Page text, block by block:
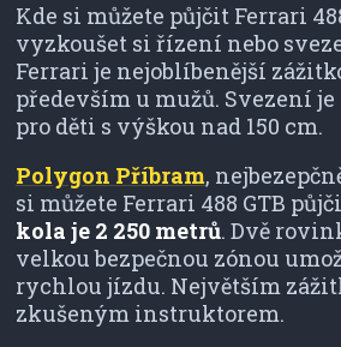
Kde si můžete půjčit Ferrari
vyzkoušet si řízení nebo
Ferrari je nejoblíbenější
především u mužů. Svezení
pro děti s výškou nad 150 cm.
Polygon Příbram,
si můžete Ferrari 488 GTB
kola je 2 250 metrů. Dvě
velkou bezpečnou zónou
rychlou jízdu. Největším
zkušeným instruktorem.